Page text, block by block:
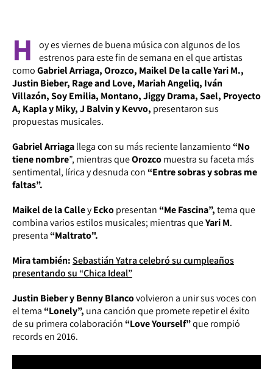
H
oy es viernes de buena música con algunos de los
estrenos para este fin de semana en el que artistas
comoGabriel Arriaga, Orozco, Maikel De la calle Yari M.,
Justin Bieber, Rage and Love, Mariah Angeliq, Iván
Villazón, Soy Emilia, Montano, Jiggy Drama, Sael, Proyecto
A, Kapla y Miky, J Balvin y Kevvo, presentaron sus
propuestas musicales.
Gabriel Arriagallega con su más reciente lanzamiento“No
tiene nombre”, mientras queOrozcomuestra su faceta más
sentimental, lírica y desnuda con“Entre sobras y sobras me
faltas”.
Maikel de la CalleyEckopresentan“Me Fascina”,tema que
combina varios estilos musicales; mientras queYari M.
presenta“Maltrato".
Mira también:Sebastián Yatra celebró su cumpleaños
presentando su “Chica Ideal”
Justin Bieber y Benny Blancovolvieron a unir sus voces con
el tema“Lonely”, una canción que promete repetir el éxito
de su primera colaboración“Love Yourself”que rompió
records en 2016.